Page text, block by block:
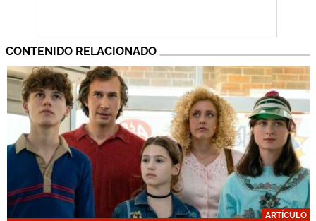
CONTENIDO RELACIONADO
ARTÍCULO